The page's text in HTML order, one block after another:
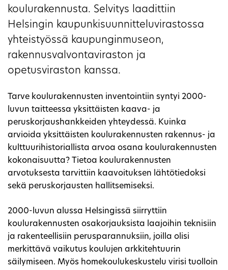
koulurakennusta. Selvitys laadittiin
Helsingin kaupunkisuunnitteluvirastossa
yhteistyössä kaupunginmuseon,
rakennusvalvontaviraston ja
opetusviraston kanssa.
Tarve koulurakennusten inventointiin syntyi 2000-
luvun taitteessa yksittäisten kaava- ja
peruskorjaushankkeiden yhteydessä. Kuinka
arvioida yksittäisten koulurakennusten rakennus- ja
kulttuurihistoriallista arvoa osana koulurakennusten
kokonaisuutta? Tietoa koulurakennusten
arvotuksesta tarvittiin kaavoituksen lähtötiedoksi
sekä peruskorjausten hallitsemiseksi.
2000-luvun alussa Helsingissä siirryttiin
koulurakennusten osakorjauksista laajoihin teknisiin
ja rakenteellisiin perusparannuksiin, joilla olisi
merkittävä vaikutus koulujen arkkitehtuurin
säilymiseen. Myös homekoulukeskustelu virisi tuolloin